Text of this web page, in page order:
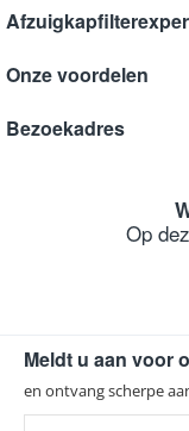
Onze voordelen
Bezoekadres
Op
Meldt u aan voor
en ontvang scherpe